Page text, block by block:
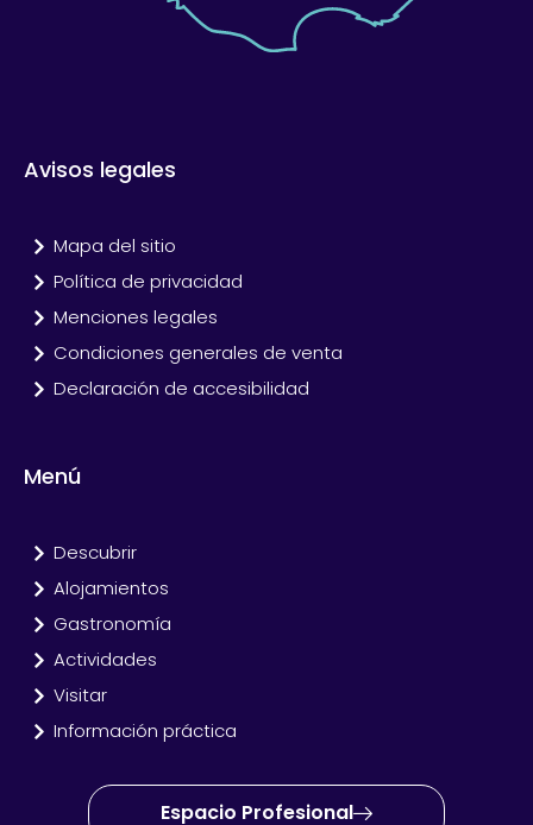
Avisos legales
Mapa del sitio
Política de privacidad
Menciones legales
Condiciones generales de venta
Declaración de accesibilidad
Menú
Descubrir
Alojamientos
Gastronomía
Actividades
Visitar
Información práctica
Espacio Profesional